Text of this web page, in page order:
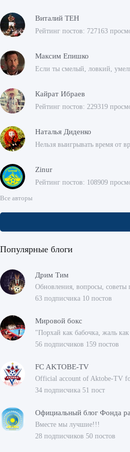
Виталий ТЕН
Рейтинг постов: 727163
Максим Епишко
Если ты смелый, ловкий,
Кайрат Ибраев
Рейтинг постов: 229319
Наталья Диденко
Нельзя выигрывать время от
Zinur
Рейтинг постов: 108909
Все авторы
Популярные блоги
Дрим Тим
Обновления, вопросы, советы
63 подписчика 10 постов
Мировой бокс
"Порхай как бабочка, жаль
56 подписчиков 159 постов
FC AKTOBE-TV
Official account of Aktobe-TV
34 подписчика 51 пост
Официальный блог Фонда
Вместе мы лучшие!!!
28 подписчиков 50 постов